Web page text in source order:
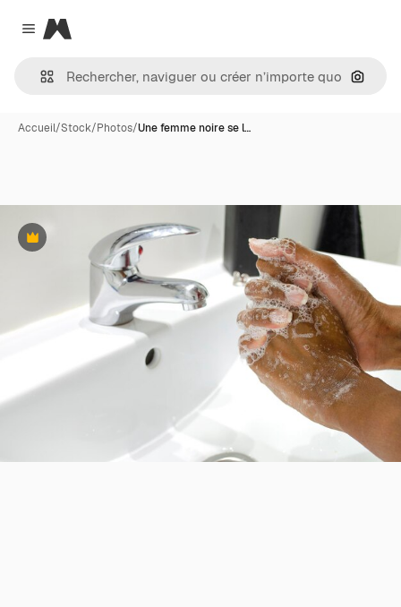
Close menu
Magnific
Accueil/Stock/Photos/Une femme noire se l…
Premium